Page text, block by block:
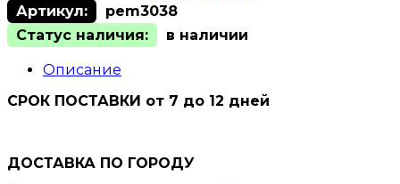
Артикул:
pem3038
Статус наличия:
в наличии
Описание
СРОК ПОСТАВКИ от 7 до 12 дней
ДОСТАВКА ПО ГОРОДУ